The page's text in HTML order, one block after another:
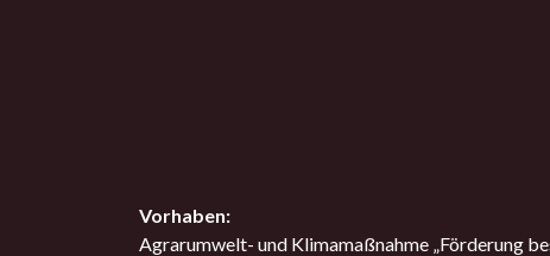
Vorhaben:
Agrarumwelt- und Klimamaßnahme „Förderung